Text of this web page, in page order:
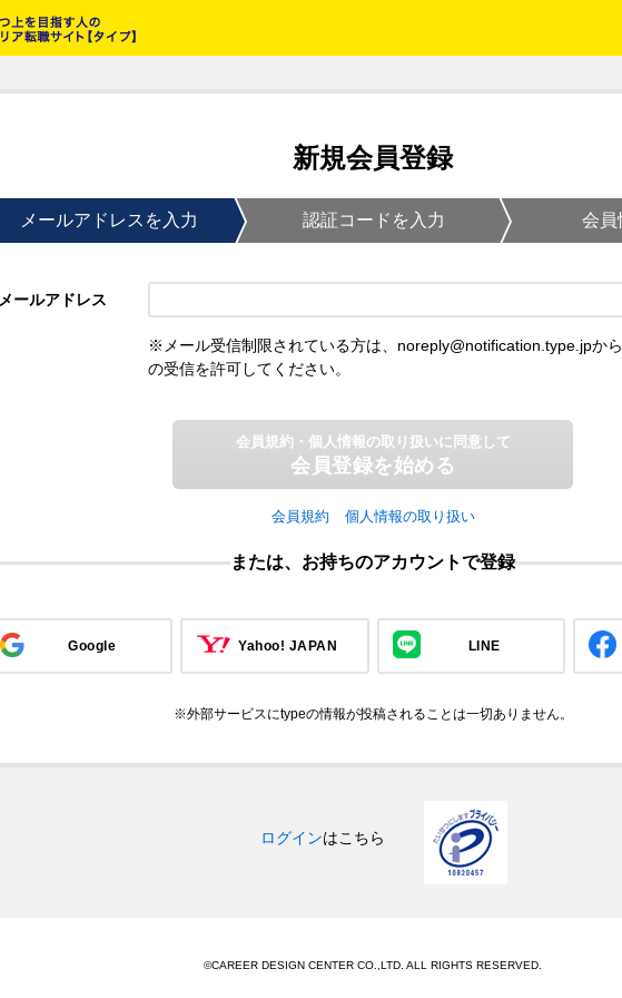
新規会員登録
メールアドレスを入力 認証コードを入力 会員
メールアドレス
※メール受信制限されている方は、noreply@notification.type.jpから
の受信を許可してください。
会員規約・個人情報の取り扱いに同意して
会員登録を始める
会員規約 個人情報の取り扱い
または、お持ちのアカウントで登録
Google Yahoo! JAPAN LINE
※外部サービスにtypeの情報が投稿されることは一切ありません。
ログインはこちら
©CAREER DESIGN CENTER CO.,LTD. ALL RIGHTS RESERVED.